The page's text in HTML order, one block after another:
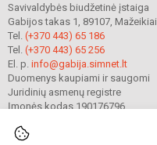
Savivaldybės biudžetinė įstaiga
Gabijos takas 1, 89107, Mažeikiai
Tel. (+370 443) 65 186
Tel. (+370 443) 65 256
El. p. info@gabija.simnet.lt
Duomenys kaupiami ir saugomi
Juridinių asmenų registre
Įmonės kodas 190176796